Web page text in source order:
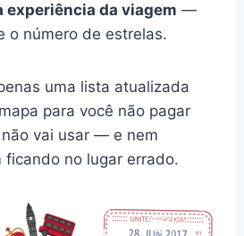
experiência da viagem —
o número de estrelas.
uma lista atualizada
para você não pagar
vai usar — e nem
ficando no lugar errado.